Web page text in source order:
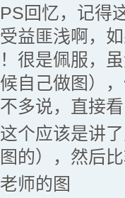
PS回忆，记得
受益匪浅啊，
！很是佩服，
候自己做图）
不多说，直接
这个应该是讲
图的），然后
老师的图